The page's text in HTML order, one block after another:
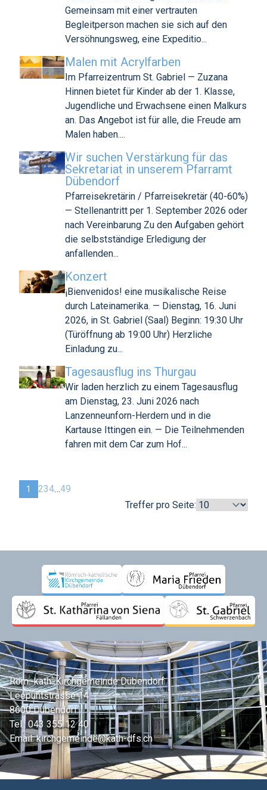
Gemeinsam mit einer vertrauten
Begleitperson machen sie sich auf den
Versöhnungsweg, eine Expeditio...
Malen mit Acrylfarben
Im Pfarreizentrum St. Gabriel — Zuzana
Hinnen bietet für Kinder ab der 1. Klasse,
Jugendliche und Erwachsene einen Malkurs
an. Das Angebot ist für alle, die Freude am
Malen haben....
Wir suchen Verstärkung für das
Sekretariat in unserem Pfarramt
Dübendorf
Pfarreisekretärin / Pfarreisekretär (40-60%)
— Stellenantritt per 1. September 2026 oder
nach Vereinbarung Zu den Aufgaben gehört
die selbstständige Erledigung der
anfallenden...
Konzert
¡Bienvenidos! eine musikalische Reise
durch Lateinamerika. — Dienstag, 16. Juni
2026, in St. Gabriel (Saal) Beginn: 19:30 Uhr
(Türöffnung ab 19:00 Uhr) Herzliche
Einladung zu...
Tagesausflug ins Thurgau
Wir laden herzlich zu einem Tagesausflug
am Dienstag, 23. Juni 2026 nach
Lanzenneunforn-Herdern und in die
Kartause Ittingen ein. — Die Teilnehmenden
fahren mit dem Car zum Hof...
1 234…49
Treffer pro Seite:
Röm.-kath. Kirchgemeinde Dübendorf
Leepüntstrasse 14
8600 Dübendorf
Tel.:043 355 12 40
Email:kirchgemeinde@kath-dfs.ch